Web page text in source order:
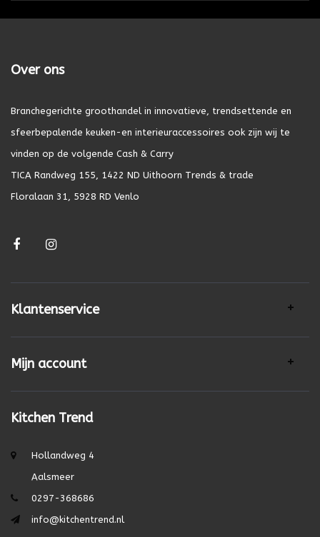
Over ons
Branchegerichte groothandel in innovatieve, trendsettende en
sfeerbepalende keuken-en interieuraccessoires ook zijn wij te
vinden op de volgende Cash & Carry
TICA Randweg 155, 1422 ND Uithoorn Trends & trade
Floralaan 31, 5928 RD Venlo
Klantenservice
Mijn account
Kitchen Trend
Hollandweg 4
Aalsmeer
0297-368686
info@kitchentrend.nl